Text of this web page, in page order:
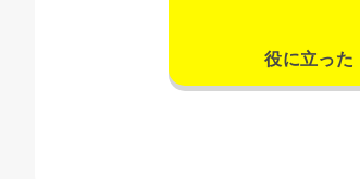
役に立った